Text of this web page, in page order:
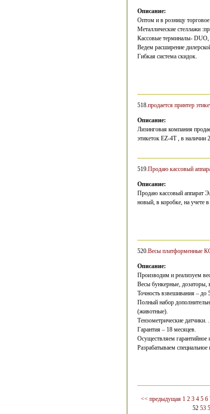
Описание:
Оптом и в розницу
Металлические стеллажи
Кассовые терминалы-
Ведем расширение
Гибкая система скидок.
518.продается принтер
Описание:
Лизинговая компания
этикеток EZ-4T , в наличии
519.Продаю кассовый
Описание:
Продаю кассовый аппарат
новый, в коробке, на учете
520.Весы платформенные
Описание:
Производим и реализуем
Весы бункерные, дозаторы,
Точность взвешивания – до
Полный набор
(животные).
Тензометрические датчики. .
Гарантия – 18 месяцев.
Осуществляем гарантийное
Разрабатываем специальное
<< предыдущая 1 2 3 4 5 6
52 53